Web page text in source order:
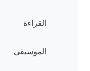
القراءة
الموسيقى